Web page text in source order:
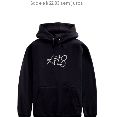
6x de R$ 22,83 sem juros